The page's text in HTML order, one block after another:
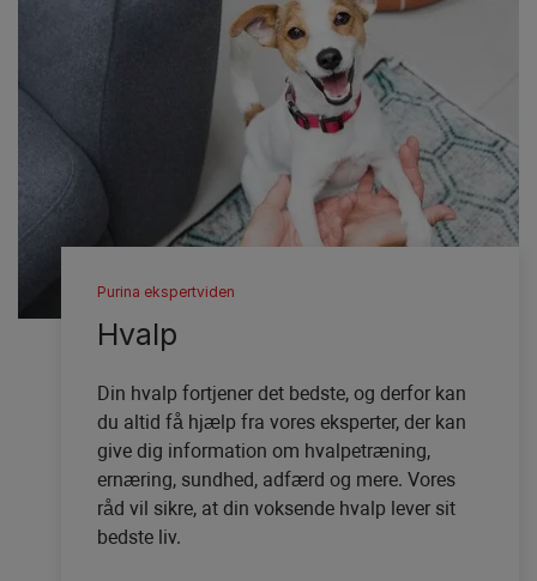
Purina ekspertviden
Hvalp
Din hvalp fortjener det bedste, og derfor kan
du altid få hjælp fra vores eksperter, der kan
give dig information om hvalpetræning,
ernæring, sundhed, adfærd og mere. Vores
råd vil sikre, at din voksende hvalp lever sit
bedste liv.